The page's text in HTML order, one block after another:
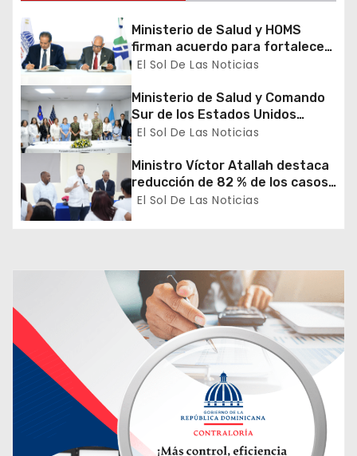
e
e
n
t
r
a
d
Ministerio de Salud y HOMS
firman acuerdo para fortalecer
la prevención, diagnóstico y
virales
El Sol De Las Noticias
Ministerio de Salud y Comando
Sur de los Estados Unidos
realizan misión médica Amistad
2026 en La Vega
El Sol De Las Noticias
Ministro Víctor Atallah destaca
reducción de 82 % de los casos
de malaria en Azua durante
recorrido por DPS
El Sol De Las Noticias